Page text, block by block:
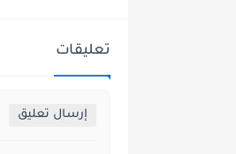
تعليقات
إرسال تعليق